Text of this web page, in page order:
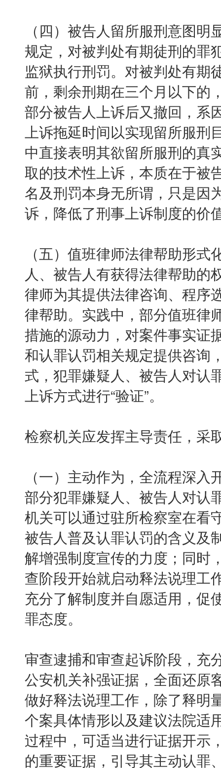
（四）被告人留所服刑意图
规定，对被判处有期徒刑的罪
监狱执行刑罚。对被判处有期
前，剩余刑期在三个月以下的
部分被告人上诉后又撤回，系
上诉拖延时间以实现留所服
中直接表明其欲留所服刑的真
取的技术性上诉，本质在于被
名及刑罚本身无所谓，只是因
诉，降低了刑事上诉制度的价
（五）值班律师法律帮助形
人、被告人有获得法律帮助的
律师为其提供法律咨询、程序
律帮助。实践中，部分值班律
措施的源动力，对案件事实证
和认罪认罚相关规定提供咨询
式，犯罪嫌疑人、被告人对认
上诉方式进行“验证”。
检察机关应发挥主导责任，采
（一）主动作为，全流程深
部分犯罪嫌疑人、被告人对认
机关可以通过驻所检察室在看
被告人普及认罪认罚的含义及
解增强制度宣传的力度；同时
查阶段开始就启动释法说理工
充分了解制度并自愿适用，促
罪态度。
审查逮捕和审查起诉阶段，充
公安机关补强证据，全面还原
做好释法说理工作，除了释明
个案具体情形以及建议法院适
过程中，可适当进行证据开示
的重要证据，引导其主动认罪